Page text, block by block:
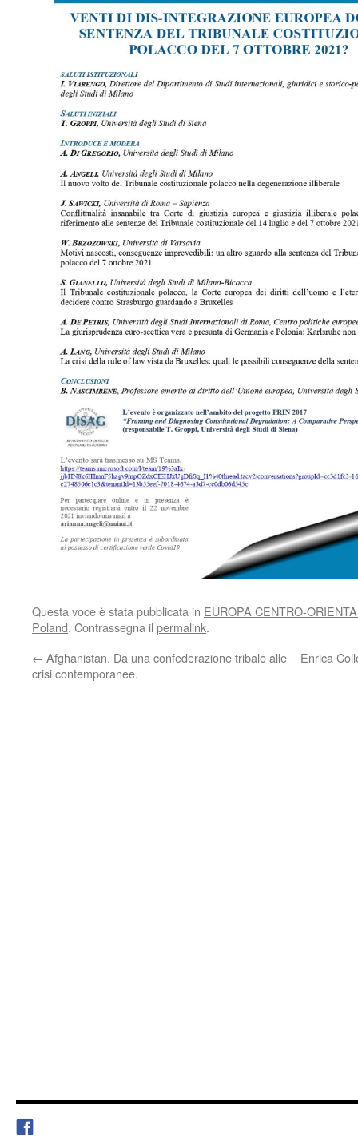
Questa voce è stata pubblicata in EUROPA CENTRO-
Poland. Contrassegna il permalink.
← Afghanistan. Da una confederazione tribale alle
crisi contemporanee.
Enrica